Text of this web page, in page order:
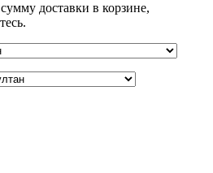
доставки в корзине,